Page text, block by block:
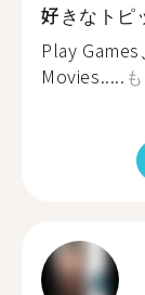
好きなトピ
Play
Movies.....